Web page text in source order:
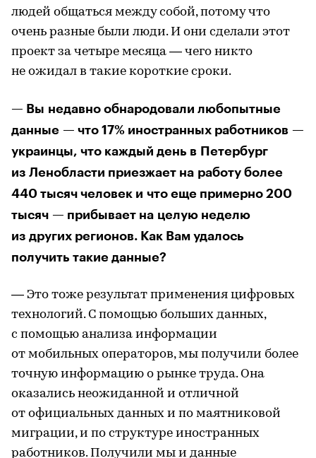
людей общаться между собой, потому что
очень разные были люди. И они сделали этот
проект за четыре месяца — чего никто
не ожидал в такие короткие сроки.
— Вы недавно обнародовали любопытные
данные — что 17% иностранных работников —
украинцы, что каждый день в Петербург
из Ленобласти приезжает на работу более
440 тысяч человек и что еще примерно 200
тысяч — прибывает на целую неделю
из других регионов. Как Вам удалось
получить такие данные?
— Это тоже результат применения цифровых
технологий. С помощью больших данных,
с помощью анализа информации
от мобильных операторов, мы получили более
точную информацию о рынке труда. Она
оказались неожиданной и отличной
от официальных данных и по маятниковой
миграции, и по структуре иностранных
работников. Получили мы и данные